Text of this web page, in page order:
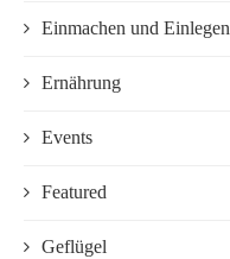
Einmachen und Einlegen
Ernährung
Events
Featured
Geflügel